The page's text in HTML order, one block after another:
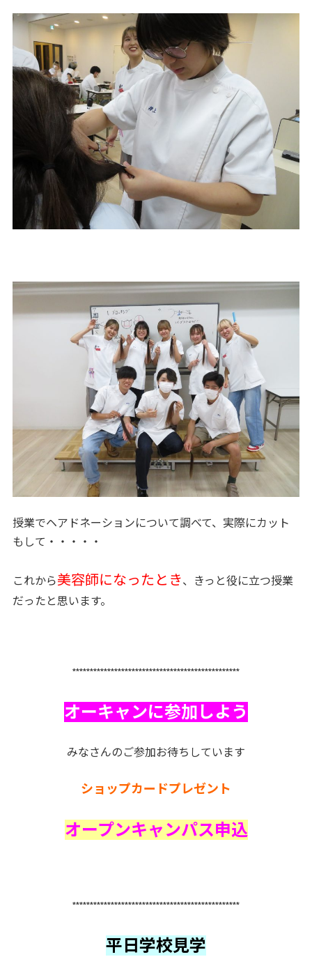
授業でヘアドネーションについて調べて、実際にカット
もして・・・・・
これから美容師になったとき、きっと役に立つ授業
だったと思います。
************************************************
オーキャンに参加しよう
みなさんのご参加お待ちしています
ショップカードプレゼント
オープンキャンパス申込
************************************************
平日学校見学